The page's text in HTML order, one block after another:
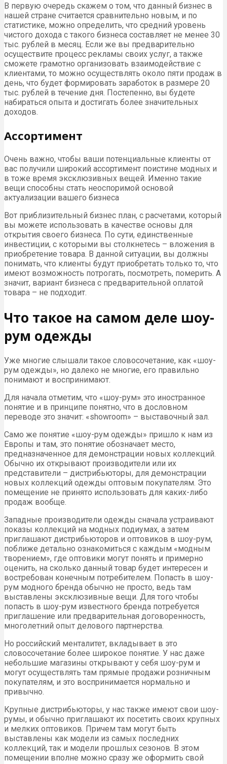
В первую очередь скажем о том, что данный бизнес в
нашей стране считается сравнительно новым, и по
статистике, можно определить, что средний уровень
чистого дохода с такого бизнеса составляет не менее 30
тыс. рублей в месяц. Если же вы предварительно
осуществите процесс рекламы своих услуг, а также
сможете грамотно организовать взаимодействие с
клиентами, то можно осуществлять около пяти продаж в
день, что будет формировать заработок в размере 20
тыс. рублей в течение дня. Постепенно, вы будете
набираться опыта и достигать более значительных
доходов.
Ассортимент
Очень важно, чтобы ваши потенциальные клиенты от
вас получили широкий ассортимент поистине модных и
в тоже время эксклюзивных вещей. Именно такие
вещи способны стать неоспоримой основой
актуализации вашего бизнеса
Вот приблизительный бизнес план, с расчетами, который
вы можете использовать в качестве основы для
открытия своего бизнеса. По сути, единственные
инвестиции, с которыми вы столкнетесь – вложения в
приобретение товара. В данной ситуации, вы должны
понимать, что клиенты будут приобретать только то, что
имеют возможность потрогать, посмотреть, померить. А
значит, вариант бизнеса с предварительной оплатой
товара – не подходит.
Что такое на самом деле шоу-
рум одежды
Уже многие слышали такое словосочетание, как «шоу-
рум одежды», но далеко не многие, его правильно
понимают и воспринимают.
Для начала отметим, что «шоу-рум» это иностранное
понятие и в принципе понятно, что в дословном
переводе это значит: «showroom» – выставочный зал.
Само же понятие «шоу-рум одежды» пришло к нам из
Европы и там, это понятие обозначает место,
предназначенное для демонстрации новых коллекций.
Обычно их открывают производители или их
представители – дистрибьюторы, для демонстрации
новых коллекций одежды оптовым покупателям. Это
помещение не принято использовать для каких-либо
продаж вообще.
Западные производители одежды сначала устраивают
показы коллекций на модных подиумах, а затем
приглашают дистрибьюторов и оптовиков в шоу-рум,
поближе детально ознакомиться с каждым «модным
творением», где оптовики могут понять и примерно
оценить, на сколько данный товар будет интересен и
востребован конечным потребителем. Попасть в шоу-
рум модного бренда обычно не просто, ведь там
выставлены эксклюзивные вещи. Для того чтобы
попасть в шоу-рум известного бренда потребуется
приглашение или предварительная договоренность,
многолетний опыт делового партнерства.
Но российский менталитет, вкладывает в это
словосочетание более широкое понятие. У нас даже
небольшие магазины открывают у себя шоу-рум и
могут осуществлять там прямые продажи розничным
покупателям, и это воспринимается нормально и
привычно.
Крупные дистрибьюторы, у нас также имеют свои шоу-
румы, и обычно приглашают их посетить своих крупных
и мелких оптовиков. Причем там могут быть
выставлены как модели из самых последних
коллекций, так и модели прошлых сезонов. В этом
помещении вполне можно сразу же оформить свой